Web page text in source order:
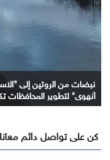
نبضات من الروتين إلى
آنهوي" لتطوير المحافظات
كن على تواصل دائم معانا